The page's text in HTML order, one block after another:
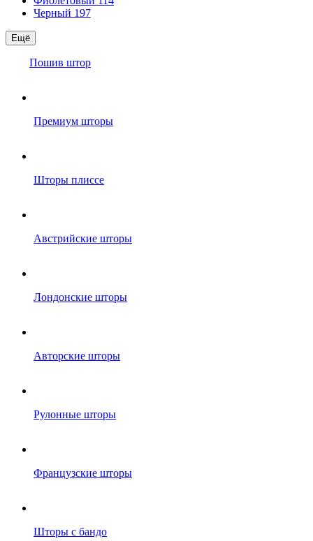
Черный 197
Ещё
Пошив штор
Премиум шторы
Шторы плиссе
Австрийские шторы
Лондонские шторы
Авторские шторы
Рулонные шторы
Французские шторы
Шторы с бандо